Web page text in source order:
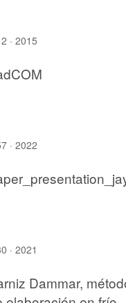
· 2015
· 2022
· 2021
Dammar,